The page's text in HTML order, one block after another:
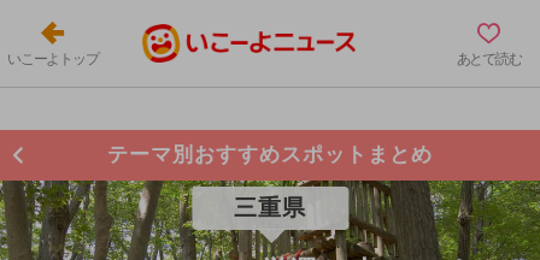
いこーよトップ あとで読む
テーマ別おすすめスポットまとめ
三重県